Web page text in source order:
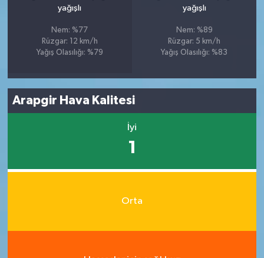
yağışlı
Nem: %77
Rüzgar: 12 km/h
Yağış Olasılığı: %79
yağışlı
Nem: %89
Rüzgar: 5 km/h
Yağış Olasılığı: %83
Arapgir Hava Kalitesi
İyi
1
Orta